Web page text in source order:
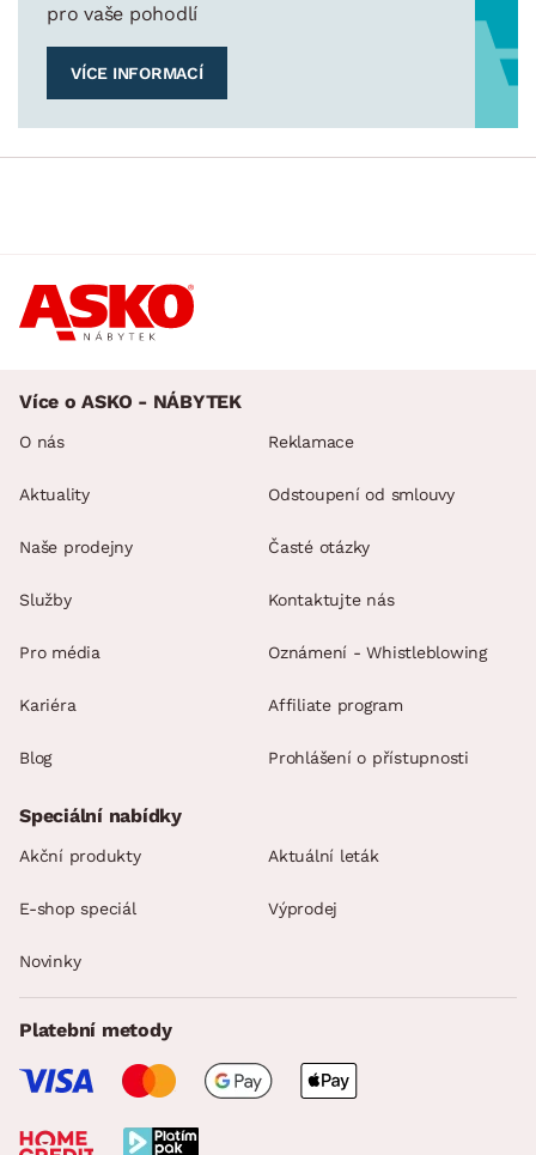
pro vaše pohodlí
VÍCE INFORMACÍ
Více o ASKO - NÁBYTEK
O nás
Aktuality
Naše prodejny
Služby
Pro média
Kariéra
Blog
Reklamace
Odstoupení od smlouvy
Časté otázky
Kontaktujte nás
Oznámení - Whistleblowing
Affiliate program
Prohlášení o přístupnosti
Speciální nabídky
Akční produkty Aktuální leták
E-shop speciál Výprodej
Novinky
Platební metody